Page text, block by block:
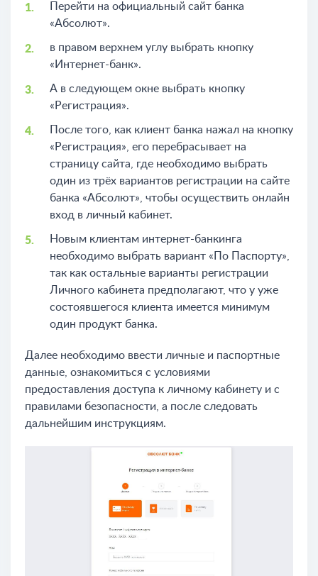
Перейти на официальный сайт банка
«Абсолют».
в правом верхнем углу выбрать кнопку
«Интернет-банк».
А в следующем окне выбрать кнопку
«Регистрация».
После того, как клиент банка нажал на кнопку
«Регистрация», его перебрасывает на
страницу сайта, где необходимо выбрать
один из трёх вариантов регистрации на сайте
банка «Абсолют», чтобы осуществить онлайн
вход в личный кабинет.
Новым клиентам интернет-банкинга
необходимо выбрать вариант «По Паспорту»,
так как остальные варианты регистрации
Личного кабинета предполагают, что у уже
состоявшегося клиента имеется минимум
один продукт банка.
Далее необходимо ввести личные и паспортные
данные, ознакомиться с условиями
предоставления доступа к личному кабинету и с
правилами безопасности, а после следовать
дальнейшим инструкциям.